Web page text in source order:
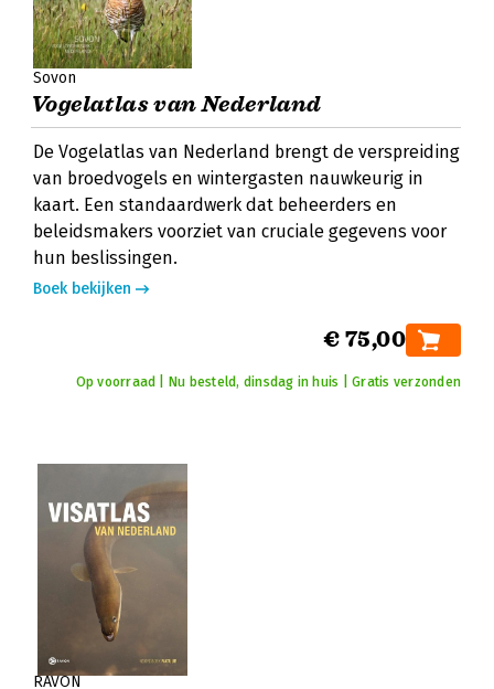
Sovon
Vogelatlas van Nederland
De Vogelatlas van Nederland brengt de verspreiding
van broedvogels en wintergasten nauwkeurig in
kaart. Een standaardwerk dat beheerders en
beleidsmakers voorziet van cruciale gegevens voor
hun beslissingen.
Boek bekijken
€ 75,00
Op voorraad | Nu besteld, dinsdag in huis | Gratis verzonden
RAVON